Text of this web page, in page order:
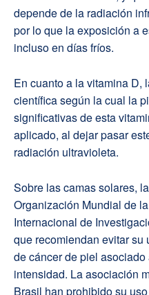
depende de la radiación
por lo que la exposición a
incluso en días fríos.
En cuanto a la vitamina D,
científica según la cual la
significativas de esta
aplicado, al dejar pasar
radiación ultravioleta.
Sobre las camas solares,
Organización Mundial de
Internacional de
que recomiendan evitar su
de cáncer de piel
intensidad. La asociación
Brasil han prohibido su